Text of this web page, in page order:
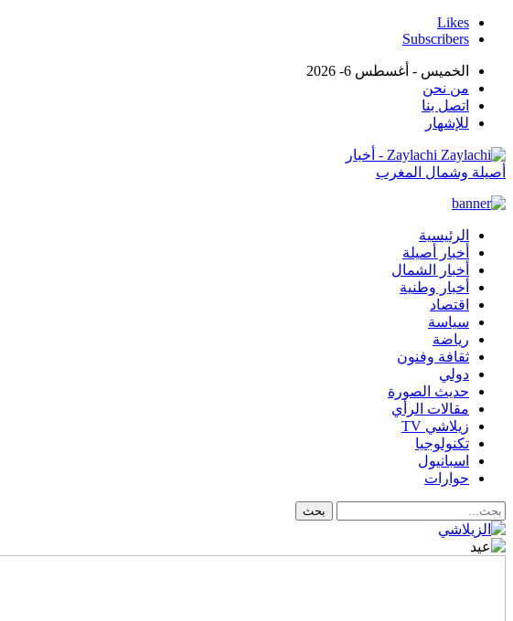
Likes
Subscribers
الخميس - أغسطس 6- 2026
من نحن
اتصل بنا
للإشهار
Zaylachi - أخبار
أصيلة وشمال المغرب
الرئيسية
أخبار أصيلة
أخبار الشمال
أخبار وطنية
اقتصاد
سياسة
رياضة
ثقافة وفنون
دولي
حديث الصورة
مقالات الرأي
زيلاشي TV
تكنولوجيا
اسبانيول
حوارات